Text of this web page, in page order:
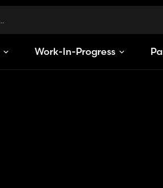
Work-In-Progress